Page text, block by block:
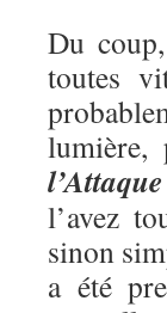
Du
toutes
lumière,
l’avez
sinon
a été